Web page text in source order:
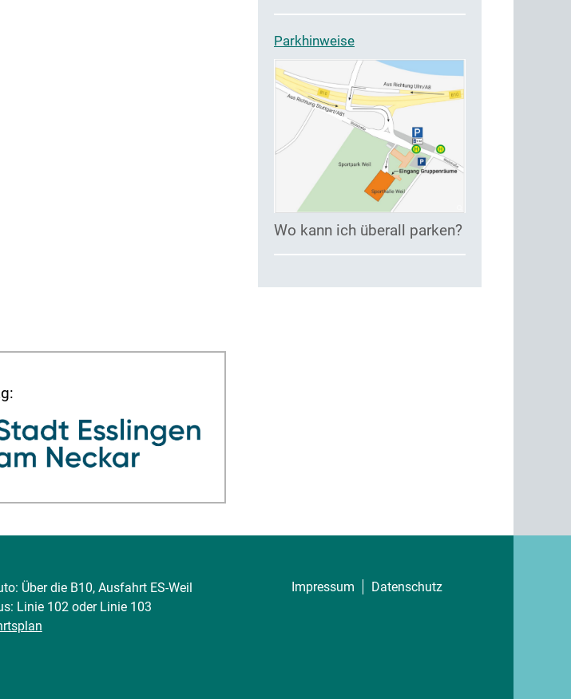
Parkhinweise
Wo kann ich überall parken?
Über die B10, Ausfahrt ES-Weil
Linie 102 oder Linie 103
Impressum Datenschutz